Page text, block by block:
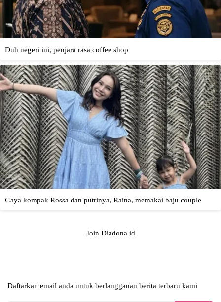
Join Diadona.id
Daftarkan email anda untuk berlangganan berita terbaru kami